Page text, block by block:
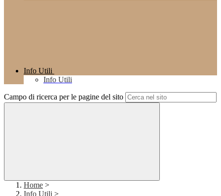
Info Utili
Info Utili
Campo di ricerca per le pagine del sito
Home >
Info Utili >